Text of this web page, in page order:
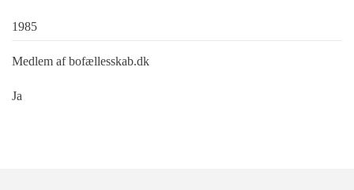
1985
Medlem af bofællesskab.dk
Ja